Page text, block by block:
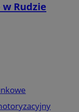
Rudzie